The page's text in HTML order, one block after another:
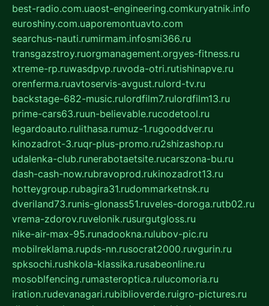
best-radio.com.uaost-engineering.comkuryatnik.info
euroshiny.com.uaporemontuavto.com
searchus-nauti.rumirmam.infosmi366.ru
transgazstroy.ruorgmanagement.orgyes-fitness.ru
xtreme-rp.ruwasdpvp.ruvoda-otri.rutishinapve.ru
orenferma.ruavtoservis-avgust.rulord-tv.ru
backstage-682-music.rulordfilm7.rulordfilm13.ru
prime-cars63.ruun-believable.rucodetool.ru
legardoauto.rulithasa.rumuz-1.rugooddver.ru
kinozadrot-3.ruqr-plus-promo.ru2shizashop.ru
udalenka-club.runerabotaetsite.rucarszona-bu.ru
dash-cash-now.rubravoprod.rukinozadrot13.ru
hotteygroup.rubagira31.rudommarketnsk.ru
dveriland73.runis-glonass51.ruveles-doroga.rutb02.ru
vrema-zdorov.ruvelonik.rusurgutgloss.ru
nike-air-max-95.runadookna.rulubov-pic.ru
mobilreklama.rupds-nn.rusocrat2000.ruvgurin.ru
spksochi.rushkola-klassika.rusabeonline.ru
mosoblfencing.rumasteroptica.rulucomoria.ru
iration.rudevanagari.rubiblioverde.ruigro-pictures.ru